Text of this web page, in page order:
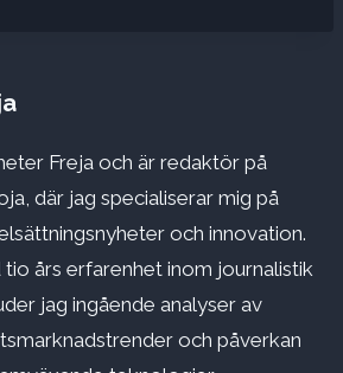
Freja och är redaktör på
där jag specialiserar mig på
och innovation.
tio års erfarenhet inom journalistik
jag ingående analyser av
och påverkan